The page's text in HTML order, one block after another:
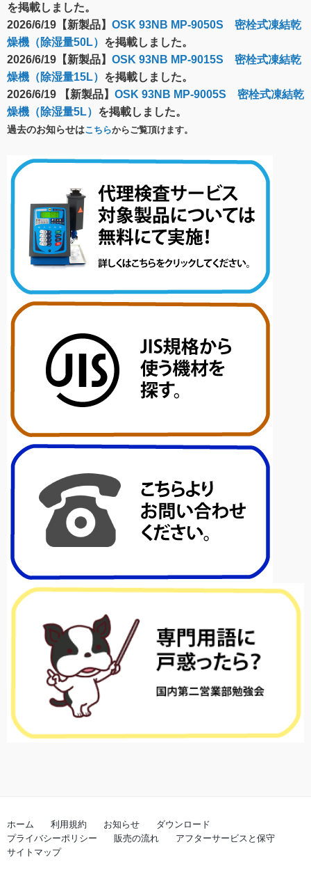
を掲載しました。
2026/6/19【新製品】 OSK 93NB MP-9050S 密栓式凍結乾
燥機（除湿量50L） を掲載しました。
2026/6/19【新製品】 OSK 93NB MP-9015S 密栓式凍結乾
燥機（除湿量15L） を掲載しました。
2026/6/19 【新製品】 OSK 93NB MP-9005S 密栓式凍結乾
燥機（除湿量5L） を掲載しました。
過去のお知らせはこちらからご覧頂けます。
ホーム 利用規約 お知らせ
ダウンロード
プライバシーポリシー
販売の流れ
アフターサービスと保守
サイトマップ